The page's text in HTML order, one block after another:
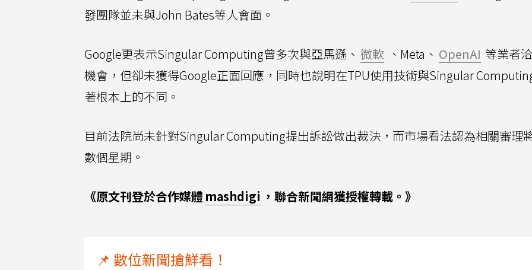
發團隊並未與John Bates等人會面。
Google更表示Singular Computing曾多次與亞馬遜、 微軟 、Meta、 OpenAI 等業者
機會，但卻未獲得Google正面回應，同時也說明在TPU使用技術與Singular
著根本上的不同。
目前法院尚未針對Singular Computing提出訴訟做出裁決，而市場看法認為相關審理
數個星期。
《原文刊登於合作媒體 mashdigi ，聯合新聞網獲授權轉載。》
📌 數位新聞搶鮮看！